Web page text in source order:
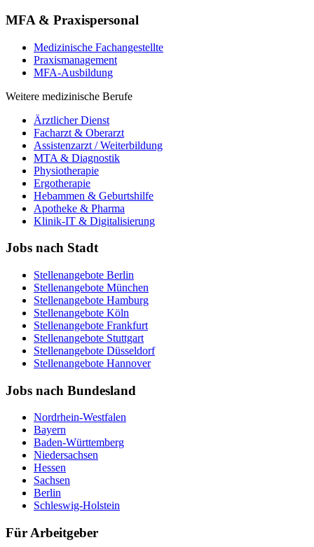
MFA & Praxispersonal
Medizinische Fachangestellte
Praxismanagement
MFA-Ausbildung
Weitere medizinische Berufe
Ärztlicher Dienst
Facharzt & Oberarzt
Assistenzarzt / Weiterbildung
MTA & Diagnostik
Physiotherapie
Ergotherapie
Hebammen & Geburtshilfe
Apotheke & Pharma
Klinik-IT & Digitalisierung
Jobs nach Stadt
Stellenangebote Berlin
Stellenangebote München
Stellenangebote Hamburg
Stellenangebote Köln
Stellenangebote Frankfurt
Stellenangebote Stuttgart
Stellenangebote Düsseldorf
Stellenangebote Hannover
Jobs nach Bundesland
Nordrhein-Westfalen
Bayern
Baden-Württemberg
Niedersachsen
Hessen
Sachsen
Berlin
Schleswig-Holstein
Für Arbeitgeber